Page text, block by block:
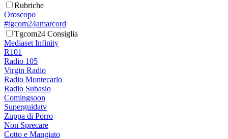
Rubriche
Oroscopo
#tgcom24amarcord
Tgcom24 Consiglia
Mediaset Infinity
R101
Radio 105
Virgin Radio
Radio Montecarlo
Radio Subasio
Comingsoon
Superguidatv
Zuppa di Porro
Non Sprecare
Cotto e Mangiato